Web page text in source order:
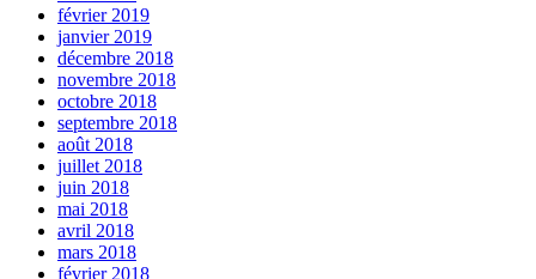
février 2019
janvier 2019
décembre 2018
novembre 2018
octobre 2018
septembre 2018
août 2018
juillet 2018
juin 2018
mai 2018
avril 2018
mars 2018
février 2018